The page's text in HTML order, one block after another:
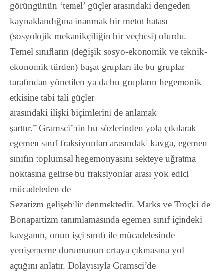
görüngünün ‘temel’ güçler arasındaki dengeden
kaynaklandığına inanmak bir metot hatası
(sosyolojik mekanikçiliğin bir veçhesi) olurdu.
Temel sınıﬂarın (değişik sosyo-ekonomik ve teknik-
ekonomik türden) başat grupları ile bu gruplar
tarafından yönetilen ya da bu grupların hegemonik
etkisine tabi tali güçler
arasındaki ilişki biçimlerini de anlamak
şarttır.” Gramsci’nin bu sözlerinden yola çıkılarak
egemen sınıf fraksiyonları arasındaki kavga, egemen
sınıfın toplumsal hegemonyasını sekteye uğratma
noktasına gelirse bu fraksiyonlar arası yok edici
mücadeleden de
Sezarizm gelişebilir denmektedir. Marks ve Troçki de
Bonapartizm tanımlamasında egemen sınıf içindeki
kavganın, onun işçi sınıfı ile mücadelesinde
yenişememe durumunun ortaya çıkmasına yol
açtığını anlatır. Dolayısıyla Gramsci’de